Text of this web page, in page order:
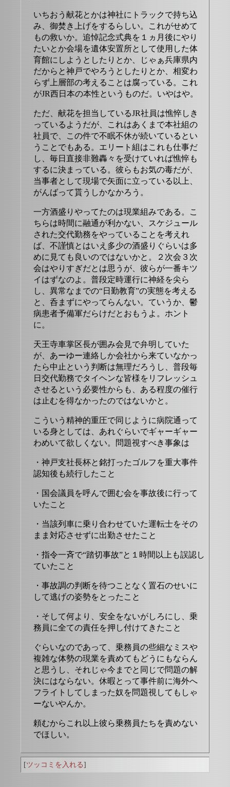
いちおう献花とかは神社にトラックで持ち込
み、御焚き上げをするらしい。これがせめて
もの救いか。追悼記念式典を１ヵ月後にやり
たいとか会場を遺体安置所として使用した体
育館にしようとしたりとか、じゃぁ兵庫県内
だからと神戸でやろうとしたりとか、相変わ
らず上層部の考えることは腐っている。これ
がJR西日本の本性というものだ。いやはや。
ただ、献花を担当しているJR社員は憔悴しき
っているようだが、これはあくまで本社組の
社員で、この件で不眠不休が続いているとい
うことでもある。エリート組はこれも仕事だ
し、毎日直接非難轟々を受けていれば憔悴も
するに決まっている。彼らもお気の毒だが、
当事者として現場で矢面に立っている以上、
がんばって貰うしかなかろう。
一方酒盛りやってたのは現業組みである。こ
ちらは時間に融通が利かない、スケジュール
された交代勤務をやっていることを考えれ
ば、不謹慎とはいえ多少の酒盛りぐらいは多
めに見ても良いのではないかと。２次会３次
会はやりすぎだとは思うが、彼らが一番キツ
イはずなのよ。普段定時運行に神経を尖ら
し、異常なまでの“日勤教育”の実態を考える
と、呑まずにやってらんない。ていうか、鬱
病患者予備軍だらけだとおもうよ。ホント
に。
天王寺車掌区長が囲み会見で弁明していた
が、あーゆー連絡しか会社から来ていなかっ
たら中止という判断は無理だろうし、普段毎
日交代勤務でタイヘンな皆様をリフレッシュ
させるという必要性からも、ある程度の催行
は止むを得なかったのではないかと。
こういう精神的重圧で同じように病院通って
いる身としては、あれぐらいでギャーギャー
わめいて欲しくない。問題視すべき事象は
・神戸支社長杯と銘打ったゴルフを重大事件
認知後も続行したこと
・国会議員を呼んで囲む会を事故後に行って
いたこと
・当該列車に乗り合わせていた運転士をその
まま対応させずに出勤させたこと
・指令一斉で“踏切事故”と１時間以上も誤認し
ていたこと
・事故調の判断を待つことなく置石のせいに
して逃げの姿勢をとったこと
・そして何より、安全をないがしろにし、乗
務員に全ての責任を押し付けてきたこと
ぐらいなのであって、乗務員の些細なミスや
複雑な体勢の現業を責めてもどうにもならん
と思うし、それじゃ今までと同じで問題の解
決にはならない。休暇とって事件前に海外へ
フライトしてしまった奴を問題視してもしゃ
ーないやんか。
頼むからこれ以上彼ら乗務員たちを責めない
でほしい。
[ツッコミを入れる]